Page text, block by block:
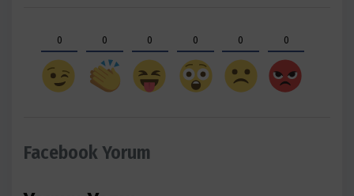
0 0 0 0 0 0
Facebook Yorum